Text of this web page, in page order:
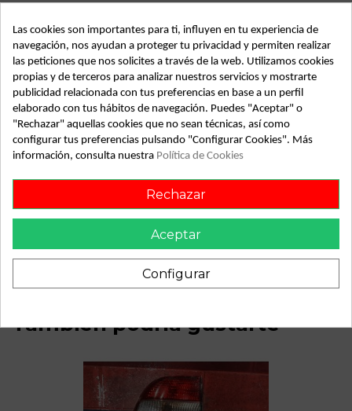
Tipo vehículo
Turismo
Almacén
49349
SubAlmacén
366
SubSubAlmacén
100029327
ID: 796017
Fecha disponible: 2022-04-05
Recambio de faro derecho para volvo v40 familiar 1.8i |
10.98 - 12.00 1.8i | 10.98 - 12.00 referencia OEM IAM
También podría gustarte
Las cookies son importantes para ti, influyen en tu experiencia de
navegación, nos ayudan a proteger tu privacidad y permiten realizar
las peticiones que nos solicites a través de la web. Utilizamos cookies
propias y de terceros para analizar nuestros servicios y mostrarte
publicidad relacionada con tus preferencias en base a un perfil
elaborado con tus hábitos de navegación. Puedes "Aceptar" o
"Rechazar" aquellas cookies que no sean técnicas, así como
configurar tus preferencias pulsando "Configurar Cookies". Más
información, consulta nuestra Política de Cookies
Rechazar
Aceptar
Configurar